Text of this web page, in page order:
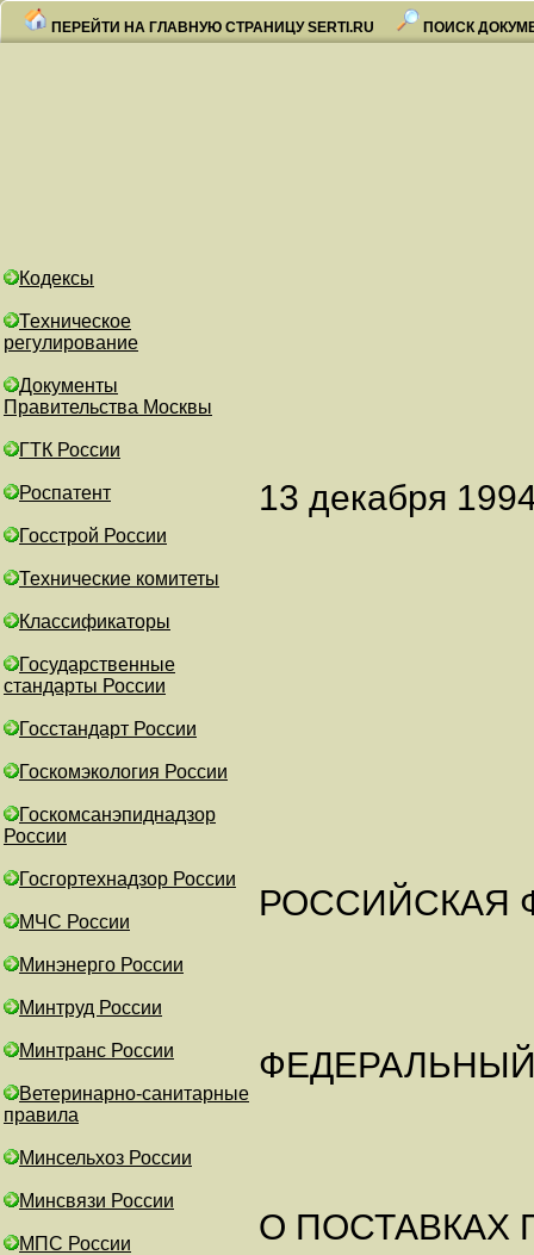
ПЕРЕЙТИ НА ГЛАВНУЮ СТРАНИЦУ SERTI.RU ПОИСК
Кодексы
Техническое
регулирование
Документы
Правительства Москвы
ГТК России
Роспатент
Госстрой России
Технические комитеты
Классификаторы
Государственные
стандарты России
Госстандарт России
Госкомэкология России
Госкомсанэпиднадзор
России
Госгортехнадзор России
МЧС России
Минэнерго России
Минтруд России
Минтранс России
Ветеринарно-санитарные
правила
Минсельхоз России
Минсвязи России
МПС России
13
РОССИЙСКАЯ
О ПОСТАВКАХ